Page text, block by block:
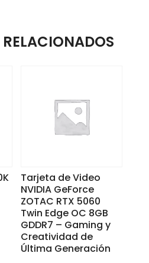
Tarjeta de Video
NVIDIA GeForce
ZOTAC RTX 5060
Twin Edge OC 8GB
GDDR7 – Gaming y
Creatividad de
Última Generación